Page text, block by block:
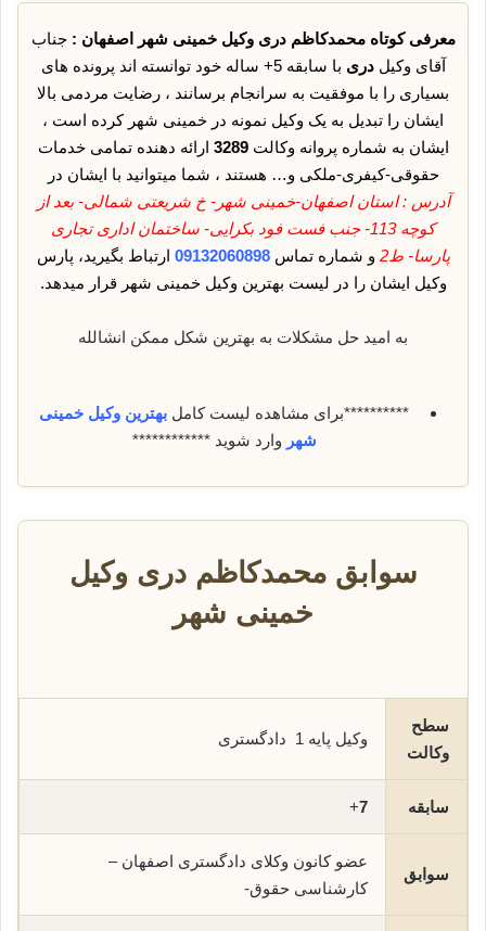
معرفی کوتاه محمدکاظم دری وکیل خمینی شهر اصفهان : جناب
آقای وکیلدری
با سابقه 5+ ساله خود توانسته اند پرونده های
بسیاری را با موفقیت به سرانجام برسانند ، رضایت مردمی بالا
ایشان را تبدیل به یک وکیل نمونه در خمینی شهر کرده است ،
ایشان به شماره پروانه وکالت3289 ارائه دهنده تمامی خدمات
حقوقی-کیفری-ملکی و… هستند ، شما میتوانید با ایشان در
آدرس : استان اصفهان-خمینی شهر- خ شریعتی شمالی- بعد از
کوچه 113- جنب فست فود بکرایی- ساختمان اداری تجاری
پارسا- ط2
و شماره تماس09132060898 ارتباط بگیرید، پارس
وکیل ایشان را در لیست بهترین وکیل خمینی شهر قرار میدهد.
به امید حل مشکلات به بهترین شکل ممکن انشالله
**********برای مشاهده لیست کامل بهترین وکیل خمینی
شهر وارد شوید ************
سوابق محمدکاظم دری وکیل
خمینی شهر
سطح
وکالت
وکیل پایه 1 دادگستری
سابقه 7
+
سوابق
عضو کانون وکلای دادگستری اصفهان –
کارشناسی حقوق-